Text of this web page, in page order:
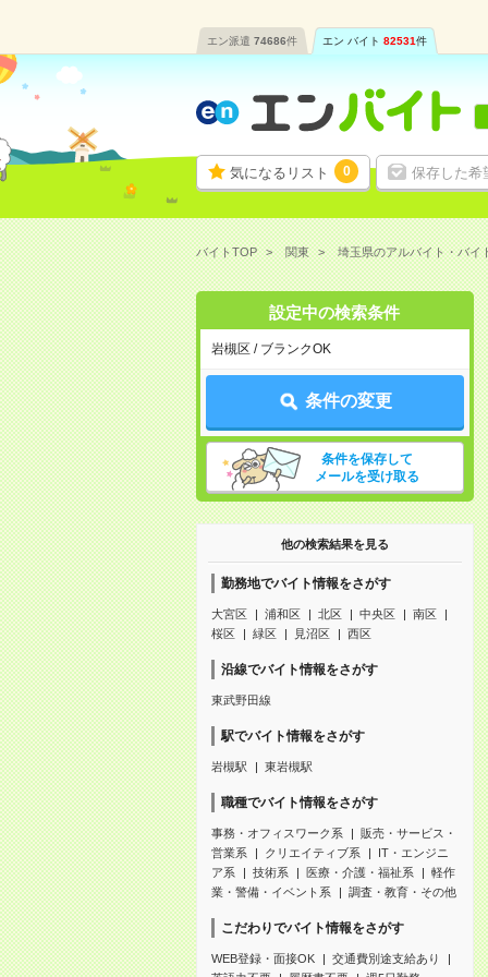
エン派遣 74686件 エン バイト 82531件
気になるリスト 0 保存した希
バイトTOP 関東 埼玉県のアルバイト・バイ
設定中の検索条件
岩槻区 / ブランクOK
条件の変更
条件を保存して
メールを受け取る
他の検索結果を見る
勤務地でバイト情報をさがす
大宮区 浦和区 北区 中央区
南区
桜区
緑区 見沼区 西区
沿線でバイト情報をさがす
東武野田線
駅でバイト情報をさがす
岩槻駅 東岩槻駅
職種でバイト情報をさがす
事務・オフィスワーク系
販売・サービス・
営業系
クリエイティブ系
IT・エンジニ
ア系
技術系 医療・介護・福祉系
軽作
業・警備・イベント系
調査・教育・その他
こだわりでバイト情報をさがす
WEB登録・面接OK
交通費別途支給あり